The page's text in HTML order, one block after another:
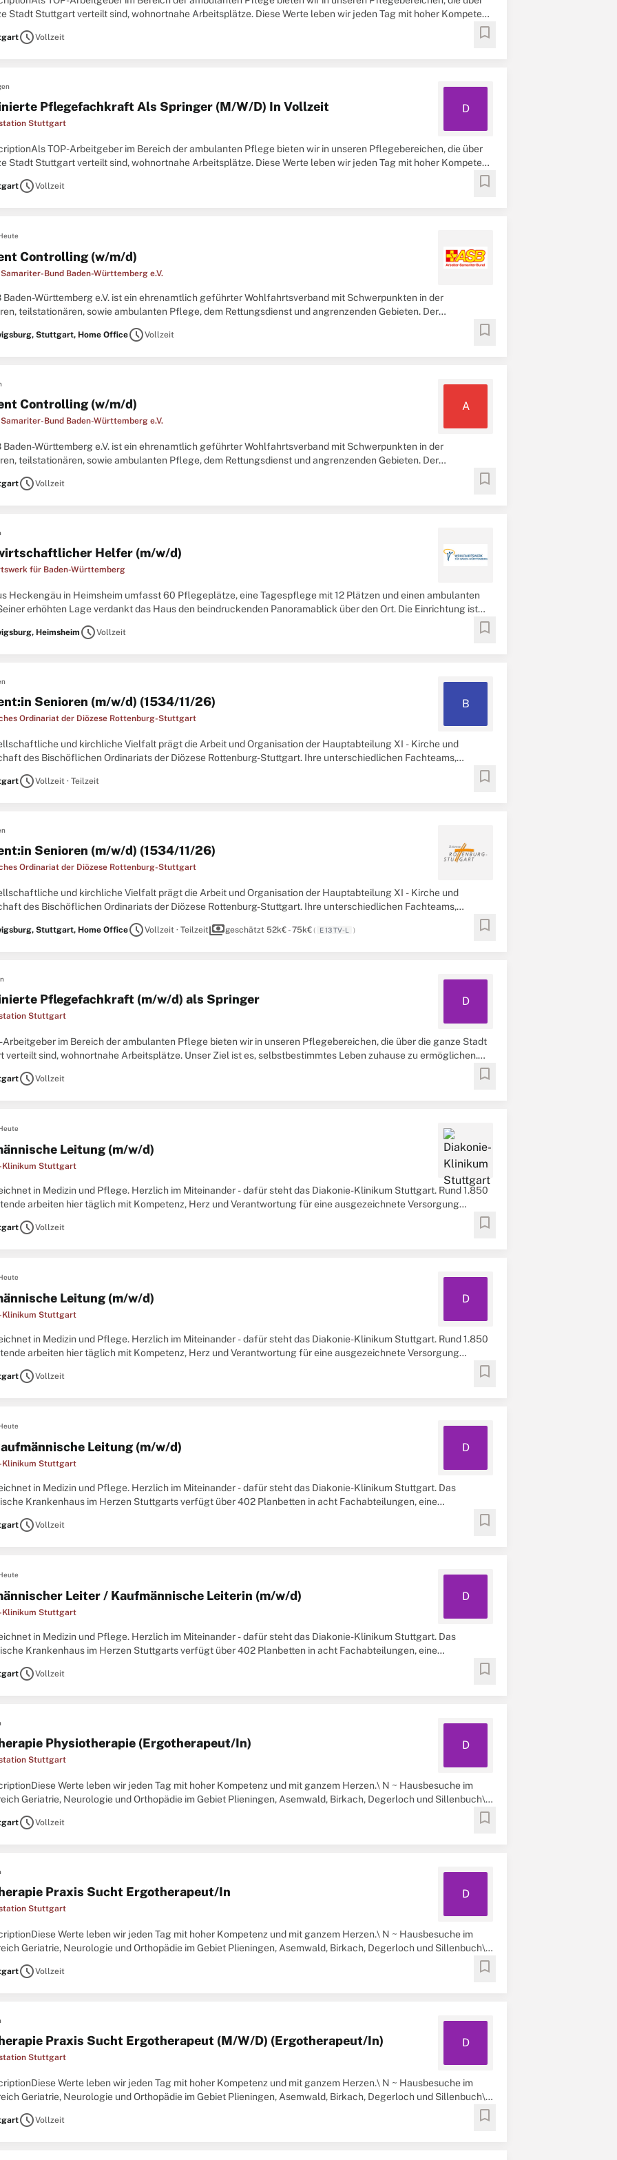
Stadt Stuttgart verteilt sind, wohnortnahe Arbeitsplätze. Diese Werte leben wir jeden Tag mit hoher Kompetenz
scheduleVollzeit bookmark
Pflegefachkraft Als Springer (M/W/D) In Vollzeit
Stuttgart
D
TOP-Arbeitgeber im Bereich der ambulanten Pflege bieten wir in unseren Pflegebereichen, die über
Stadt Stuttgart verteilt sind, wohnortnahe Arbeitsplätze. Diese Werte leben wir jeden Tag mit hoher Kompetenz
scheduleVollzeit bookmark
Controlling (w/m/d)
Bund Baden-Württemberg e.V.
Baden-Württemberg e.V. ist ein ehrenamtlich geführter Wohlfahrtsverband mit Schwerpunkten in der
teilstationären, sowie ambulanten Pflege, dem Rettungsdienst und angrenzenden Gebieten. Der
Stuttgart, Home OfficescheduleVollzeit bookmark
Controlling (w/m/d)
Bund Baden-Württemberg e.V.
A
Baden-Württemberg e.V. ist ein ehrenamtlich geführter Wohlfahrtsverband mit Schwerpunkten in der
teilstationären, sowie ambulanten Pflege, dem Rettungsdienst und angrenzenden Gebieten. Der
scheduleVollzeit bookmark
Helfer (m/w/d)
für Baden-Württemberg
Heckengäu in Heimsheim umfasst 60 Pflegeplätze, eine Tagespflege mit 12 Plätzen und einen ambulanten
erhöhten Lage verdankt das Haus den beindruckenden Panoramablick über den Ort. Die Einrichtung ist
Heimsheim scheduleVollzeit bookmark
Senioren (m/w/d) (1534/11/26)
Ordinariat der Diözese Rottenburg-Stuttgart
B
und kirchliche Vielfalt prägt die Arbeit und Organisation der Hauptabteilung XI - Kirche und
des Bischöflichen Ordinariats der Diözese Rottenburg-Stuttgart. Ihre unterschiedlichen Fachteams,
scheduleVollzeit · Teilzeit bookmark
Senioren (m/w/d) (1534/11/26)
Ordinariat der Diözese Rottenburg-Stuttgart
und kirchliche Vielfalt prägt die Arbeit und Organisation der Hauptabteilung XI - Kirche und
des Bischöflichen Ordinariats der Diözese Rottenburg-Stuttgart. Ihre unterschiedlichen Fachteams,
Stuttgart, Home OfficescheduleVollzeit · Teilzeitpaymentsgeschätzt 52k€ - 75k€( E 13 TV-L ) bookmark
Pflegefachkraft (m/w/d) als Springer
Stuttgart
D
Arbeitgeber im Bereich der ambulanten Pflege bieten wir in unseren Pflegebereichen, die über die ganze Stadt
verteilt sind, wohnortnahe Arbeitsplätze. Unser Ziel ist es, selbstbestimmtes Leben zuhause zu ermöglichen.
scheduleVollzeit bookmark
Leitung (m/w/d)
Klinikum Stuttgart
in Medizin und Pflege. Herzlich im Miteinander - dafür steht das Diakonie-Klinikum Stuttgart. Rund 1.850
arbeiten hier täglich mit Kompetenz, Herz und Verantwortung für eine ausgezeichnete Versorgung
scheduleVollzeit bookmark
Leitung (m/w/d)
Klinikum Stuttgart
D
in Medizin und Pflege. Herzlich im Miteinander - dafür steht das Diakonie-Klinikum Stuttgart. Rund 1.850
arbeiten hier täglich mit Kompetenz, Herz und Verantwortung für eine ausgezeichnete Versorgung
scheduleVollzeit bookmark
Leitung (m/w/d)
Klinikum Stuttgart
D
in Medizin und Pflege. Herzlich im Miteinander - dafür steht das Diakonie-Klinikum Stuttgart. Das
Krankenhaus im Herzen Stuttgarts verfügt über 402 Planbetten in acht Fachabteilungen, eine
scheduleVollzeit bookmark
Leiter / Kaufmännische Leiterin (m/w/d)
Klinikum Stuttgart
D
in Medizin und Pflege. Herzlich im Miteinander - dafür steht das Diakonie-Klinikum Stuttgart. Das
Krankenhaus im Herzen Stuttgarts verfügt über 402 Planbetten in acht Fachabteilungen, eine
scheduleVollzeit bookmark
Physiotherapie (Ergotherapeut/In)
Stuttgart
D
Werte leben wir jeden Tag mit hoher Kompetenz und mit ganzem Herzen.\ N ~ Hausbesuche im
Geriatrie, Neurologie und Orthopädie im Gebiet Plieningen, Asemwald, Birkach, Degerloch und Sillenbuch\
scheduleVollzeit bookmark
Praxis Sucht Ergotherapeut/In
Stuttgart
D
Werte leben wir jeden Tag mit hoher Kompetenz und mit ganzem Herzen.\ N ~ Hausbesuche im
Geriatrie, Neurologie und Orthopädie im Gebiet Plieningen, Asemwald, Birkach, Degerloch und Sillenbuch\
scheduleVollzeit bookmark
Praxis Sucht Ergotherapeut (M/W/D) (Ergotherapeut/In)
Stuttgart
D
Werte leben wir jeden Tag mit hoher Kompetenz und mit ganzem Herzen.\ N ~ Hausbesuche im
Geriatrie, Neurologie und Orthopädie im Gebiet Plieningen, Asemwald, Birkach, Degerloch und Sillenbuch\
scheduleVollzeit bookmark